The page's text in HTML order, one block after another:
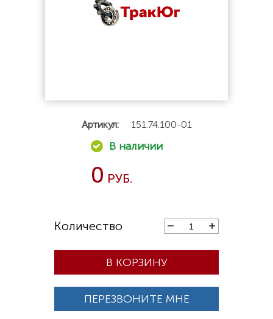
Артикул: 151.74.100-01
0
В КОРЗИНУ
ПЕРЕЗВОНИТЕ МНЕ